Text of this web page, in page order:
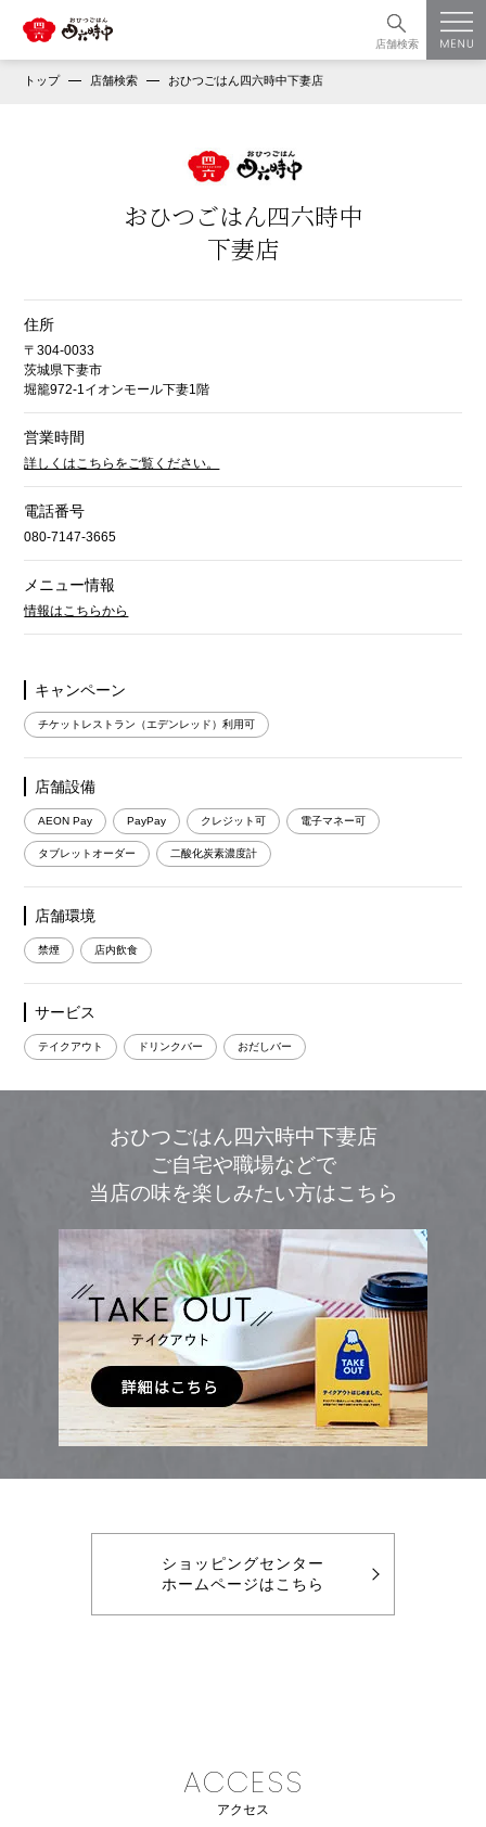
店舗検索
トップ 店舗検索 おひつごはん四六時中下妻店
おひつごはん四六時中
下妻店
住所
〒304-0033
茨城県下妻市
堀籠972-1イオンモール下妻1階
営業時間
詳しくはこちらをご覧ください。
電話番号
080-7147-3665
メニュー情報
情報はこちらから
キャンペーン
チケットレストラン（エデンレッド）利用可
店舗設備
AEON Pay PayPay クレジット可 電子マネー可
タブレットオーダー 二酸化炭素濃度計
店舗環境
禁煙 店内飲食
サービス
テイクアウト ドリンクバー おだしバー
おひつごはん四六時中下妻店
ご自宅や職場などで
当店の味を楽しみたい方はこちら
ショッピングセンター
ホームページはこちら
ACCESS
アクセス